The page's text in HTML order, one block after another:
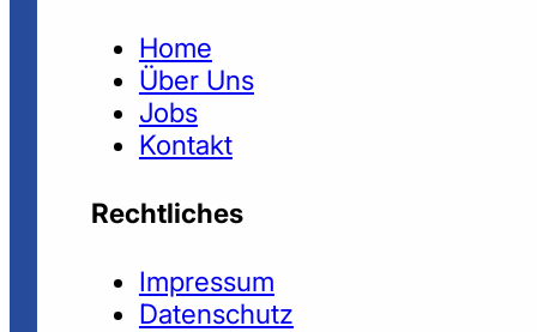
Home
Über Uns
Jobs
Kontakt
Rechtliches
Impressum
Datenschutz